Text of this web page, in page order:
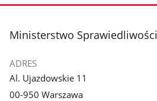
stopka
Ministerstwo Sprawiedliwości
ADRES
Al. Ujazdowskie 11
00-950 Warszawa